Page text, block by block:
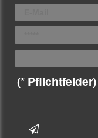
(* Pflichtfelder)